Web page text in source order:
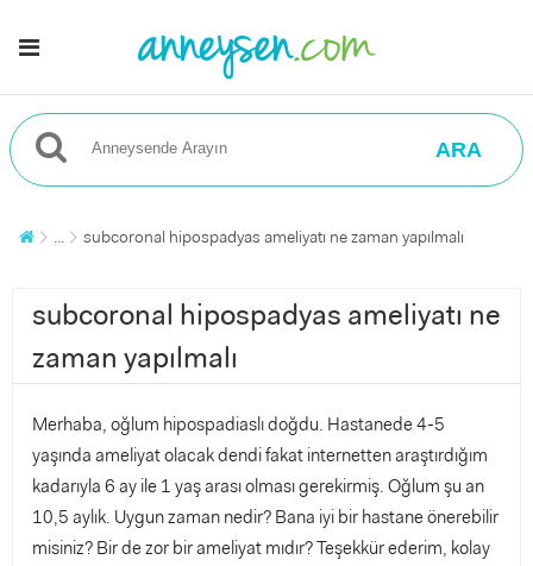
ARA
... subcoronal hipospadyas ameliyatı ne zaman yapılmalı
subcoronal hipospadyas ameliyatı ne
zaman yapılmalı
Merhaba, oğlum hipospadiaslı doğdu. Hastanede 4-5
yaşında ameliyat olacak dendi fakat internetten araştırdığım
kadarıyla 6 ay ile 1 yaş arası olması gerekirmiş. Oğlum şu an
10,5 aylık. Uygun zaman nedir? Bana iyi bir hastane önerebilir
misiniz? Bir de zor bir ameliyat mıdır? Teşekkür ederim, kolay